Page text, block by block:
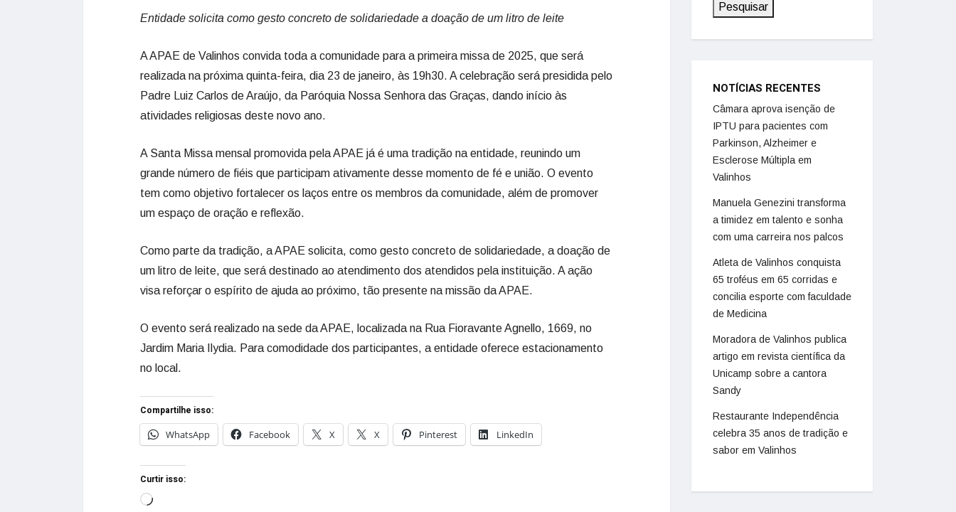
Entidade solicita como gesto concreto de solidariedade a doação de um litro de leite
A APAE de Valinhos convida toda a comunidade para a primeira missa de 2025, que será
realizada na próxima quinta-feira, dia 23 de janeiro, às 19h30. A celebração será presidida pelo
Padre Luiz Carlos de Araújo, da Paróquia Nossa Senhora das Graças, dando início às
atividades religiosas deste novo ano.
A Santa Missa mensal promovida pela APAE já é uma tradição na entidade, reunindo um
grande número de fiéis que participam ativamente desse momento de fé e união. O evento
tem como objetivo fortalecer os laços entre os membros da comunidade, além de promover
um espaço de oração e reflexão.
Como parte da tradição, a APAE solicita, como gesto concreto de solidariedade, a doação de
um litro de leite, que será destinado ao atendimento dos atendidos pela instituição. A ação
visa reforçar o espírito de ajuda ao próximo, tão presente na missão da APAE.
O evento será realizado na sede da APAE, localizada na Rua Fioravante Agnello, 1669, no
Jardim Maria Ilydia. Para comodidade dos participantes, a entidade oferece estacionamento
no local.
Compartilhe isso:
WhatsApp
Facebook X X Pinterest LinkedIn
Curtir isso:
Pesquisar
NOTÍCIAS RECENTES
Câmara aprova isenção de
IPTU para pacientes com
Parkinson, Alzheimer e
Esclerose Múltipla em
Valinhos
Manuela Genezini transforma
a timidez em talento e sonha
com uma carreira nos palcos
Atleta de Valinhos conquista
65 troféus em 65 corridas e
concilia esporte com faculdade
de Medicina
Moradora de Valinhos publica
artigo em revista científica da
Unicamp sobre a cantora
Sandy
Restaurante Independência
celebra 35 anos de tradição e
sabor em Valinhos